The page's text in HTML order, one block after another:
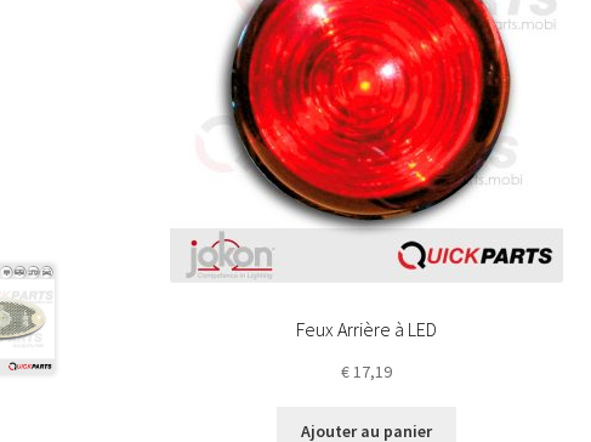
Feux Arrière à LED
€17,19
Ajouter au panier